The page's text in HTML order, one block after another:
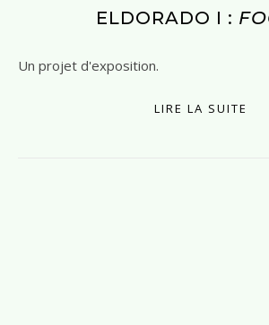
ELDORADO I :
Un projet d'exposition.
LIRE LA SUITE